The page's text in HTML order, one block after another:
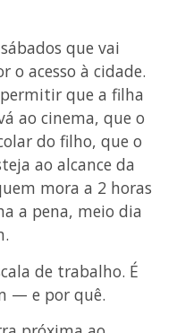
que vai
o acesso à cidade.
que a filha
ao cinema, que o
do filho, que o
ao alcance da
mora a 2 horas
a pena, meio dia
de trabalho. É
— e por quê.